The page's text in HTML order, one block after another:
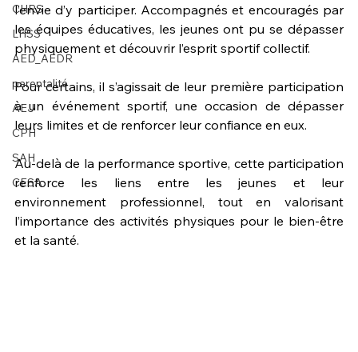
CHRS
LHSS
AED_AEDR
parentalité
AEJ
CPH
SAH
CESA
l’envie d’y participer. Accompagnés et encouragés par
les équipes éducatives, les jeunes ont pu se dépasser
physiquement et découvrir l’esprit sportif collectif.
Pour certains, il s’agissait de leur première participation
à un événement sportif, une occasion de dépasser
leurs limites et de renforcer leur confiance en eux.
Au-delà de la performance sportive, cette participation
renforce les liens entre les jeunes et leur
environnement professionnel, tout en valorisant
l’importance des activités physiques pour le bien-être
et la santé.